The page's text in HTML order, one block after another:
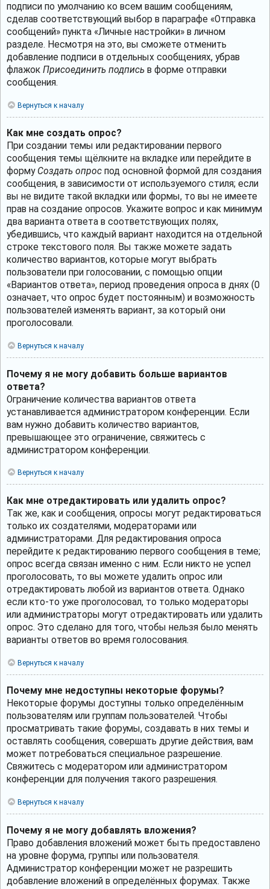
подписи по умолчанию ко всем вашим сообщениям,
сделав соответствующий выбор в параграфе «Отправка
сообщений» пункта «Личные настройки» в личном
разделе. Несмотря на это, вы сможете отменить
добавление подписи в отдельных сообщениях, убрав
флажок Присоединить подпись в форме отправки
сообщения.
Вернуться к началу
Как мне создать опрос?
При создании темы или редактировании первого
сообщения темы щёлкните на вкладке или перейдите в
форму Создать опрос под основной формой для создания
сообщения, в зависимости от используемого стиля; если
вы не видите такой вкладки или формы, то вы не имеете
прав на создание опросов. Укажите вопрос и как минимум
два варианта ответа в соответствующих полях,
убедившись, что каждый вариант находится на отдельной
строке текстового поля. Вы также можете задать
количество вариантов, которые могут выбрать
пользователи при голосовании, с помощью опции
«Вариантов ответа», период проведения опроса в днях (0
означает, что опрос будет постоянным) и возможность
пользователей изменять вариант, за который они
проголосовали.
Вернуться к началу
Почему я не могу добавить больше вариантов
ответа?
Ограничение количества вариантов ответа
устанавливается администратором конференции. Если
вам нужно добавить количество вариантов,
превышающее это ограничение, свяжитесь с
администратором конференции.
Вернуться к началу
Как мне отредактировать или удалить опрос?
Так же, как и сообщения, опросы могут редактироваться
только их создателями, модераторами или
администраторами. Для редактирования опроса
перейдите к редактированию первого сообщения в теме;
опрос всегда связан именно с ним. Если никто не успел
проголосовать, то вы можете удалить опрос или
отредактировать любой из вариантов ответа. Однако
если кто-то уже проголосовал, то только модераторы
или администраторы могут отредактировать или удалить
опрос. Это сделано для того, чтобы нельзя было менять
варианты ответов во время голосования.
Вернуться к началу
Почему мне недоступны некоторые форумы?
Некоторые форумы доступны только определённым
пользователям или группам пользователей. Чтобы
просматривать такие форумы, создавать в них темы и
оставлять сообщения, совершать другие действия, вам
может потребоваться специальное разрешение.
Свяжитесь с модератором или администратором
конференции для получения такого разрешения.
Вернуться к началу
Почему я не могу добавлять вложения?
Право добавления вложений может быть предоставлено
на уровне форума, группы или пользователя.
Администратор конференции может не разрешить
добавление вложений в определённых форумах. Также